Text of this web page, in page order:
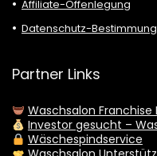
Affiliate-Offenlegung
Datenschutz-
Partner Links
Waschsalon Franchise
Investor gesucht –
Wäschespindservice